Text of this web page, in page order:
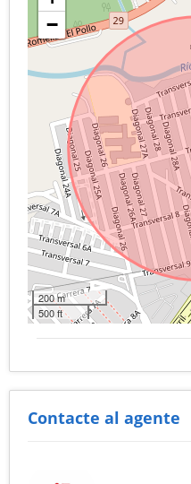
−
200 m
500 ft
Contacte al agente